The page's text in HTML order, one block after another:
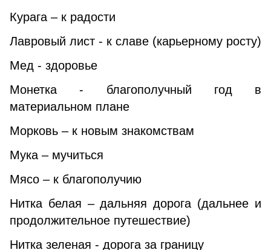
Курага – к радости
Лавровый лист - к славе (карьерному росту)
Мед - здоровье
Монетка - благополучный год в
материальном плане
Морковь – к новым знакомствам
Мука – мучиться
Мясо – к благополучию
Нитка белая – дальняя дорога (дальнее и
продолжительное путешествие)
Нитка зеленая - дорога за границу